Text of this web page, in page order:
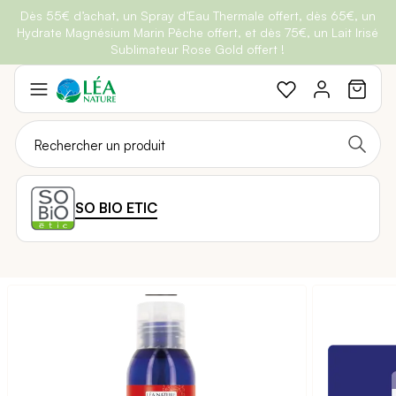
Belle semaine : Profitez de-25% + Livraison offertedès 30€
d'achat avec le codeBELLEBIO
BRADERIE :-40% sur une sélection de produits
Dès 55€ d’achat, un Spray d’Eau Thermale offert, dès 65€, un
Hydrate Magnésium Marin Pêche offert, et dès 75€, un Lait Irisé
Sublimateur Rose Gold offert !
Aller
contenu
SO BIO ETIC